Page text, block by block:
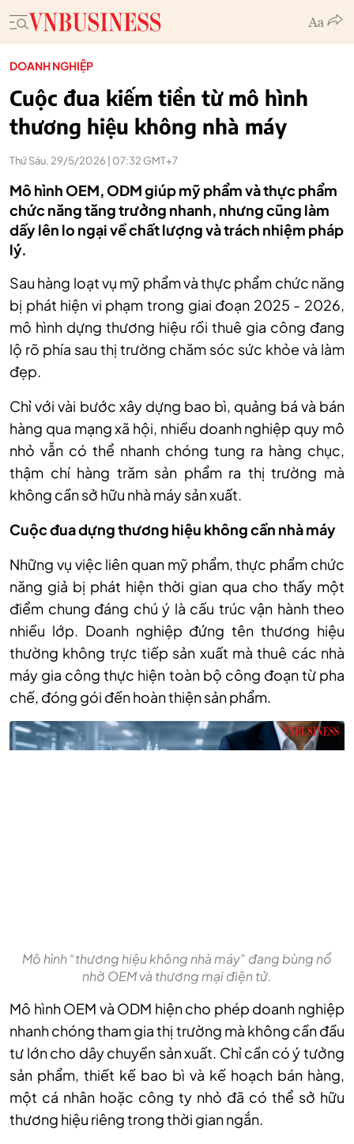
DOANH NGHIỆP
Cuộc đua kiếm tiền từ mô hình
thương hiệu không nhà máy
Thứ Sáu, 29/5/2026 | 07:32 GMT+7
Mô hình OEM, ODM giúp mỹ phẩm và thực phẩm
chức năng tăng trưởng nhanh, nhưng cũng làm
dấy lên lo ngại về chất lượng và trách nhiệm pháp
lý.
Sau hàng loạt vụ mỹ phẩm và thực phẩm chức năng
bị phát hiện vi phạm trong giai đoạn 2025 - 2026,
mô hình dựng thương hiệu rồi thuê gia công đang
lộ rõ phía sau thị trường chăm sóc sức khỏe và làm
đẹp.
Chỉ với vài bước xây dựng bao bì, quảng bá và bán
hàng qua mạng xã hội, nhiều doanh nghiệp quy mô
nhỏ vẫn có thể nhanh chóng tung ra hàng chục,
thậm chí hàng trăm sản phẩm ra thị trường mà
không cần sở hữu nhà máy sản xuất.
Cuộc đua dựng thương hiệu không cần nhà máy
Những vụ việc liên quan mỹ phẩm, thực phẩm chức
năng giả bị phát hiện thời gian qua cho thấy một
điểm chung đáng chú ý là cấu trúc vận hành theo
nhiều lớp. Doanh nghiệp đứng tên thương hiệu
thường không trực tiếp sản xuất mà thuê các nhà
máy gia công thực hiện toàn bộ công đoạn từ pha
chế, đóng gói đến hoàn thiện sản phẩm.
Mô hình “thương hiệu không nhà máy” đang bùng nổ
nhờ OEM và thương mại điện tử.
Mô hình OEM và ODM hiện cho phép doanh nghiệp
nhanh chóng tham gia thị trường mà không cần đầu
tư lớn cho dây chuyền sản xuất. Chỉ cần có ý tưởng
sản phẩm, thiết kế bao bì và kế hoạch bán hàng,
một cá nhân hoặc công ty nhỏ đã có thể sở hữu
thương hiệu riêng trong thời gian ngắn.